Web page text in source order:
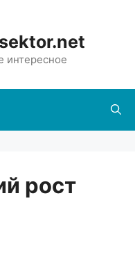
интересное
рост